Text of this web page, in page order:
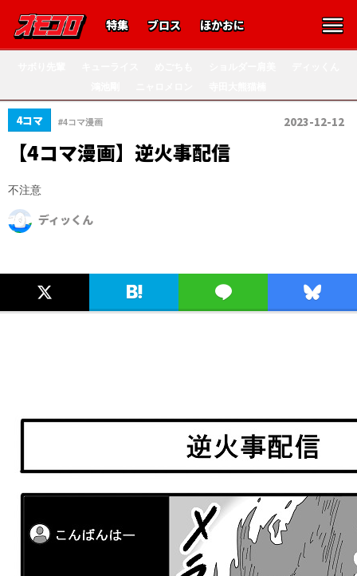
特集 ブロス ほかおに
4コマ #4コマ漫画 2023-12-12
【4コマ漫画】逆火事配信
不注意
ディッくん